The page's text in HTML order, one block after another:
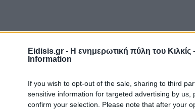
Eidisis.gr - Η ενημερωτική πύλη του Κιλκίς -
Information
If you wish to opt-out of the sale, sharing to third
sensitive information for targeted advertising by
confirm your selection. Please note that after your